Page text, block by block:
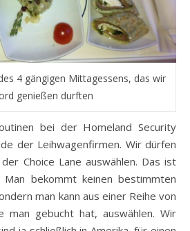
4 gängigen Mittagessens, das wir
genießen durften
bei der Homeland Security
der Leihwagenfirmen. Wir dürfen
Choice Lane auswählen. Das ist
bekommt keinen bestimmten
man kann aus einer Reihe von
man gebucht hat, auswählen. Wir